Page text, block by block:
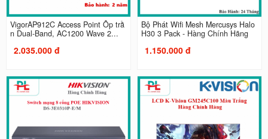
VigorAP912C Access Point Ốp trầ
n Dual-Band, AC1200 Wave 2...
2.035.000 đ
Bộ Phát Wifi Mesh Mercusys Halo
H30 3 Pack - Hàng Chính Hãng
1.150.000 đ